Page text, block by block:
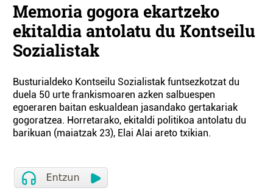
Memoria gogora ekartzeko
ekitaldia antolatu du Kontseilu
Sozialistak
Busturialdeko Kontseilu Sozialistak funtsezkotzat du
duela 50 urte frankismoaren azken salbuespen
egoeraren baitan eskualdean jasandako gertakariak
gogoratzea. Horretarako, ekitaldi politikoa antolatu du
barikuan (maiatzak 23), Elai Alai areto txikian.